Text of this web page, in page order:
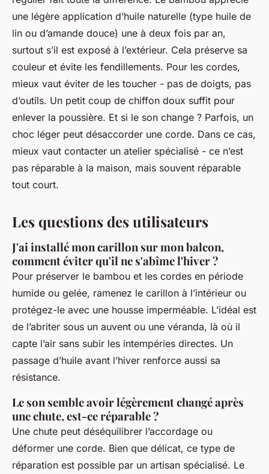
une légère application d’huile naturelle (type huile de
lin ou d’amande douce) une à deux fois par an,
surtout s’il est exposé à l’extérieur. Cela préserve sa
couleur et évite les fendillements. Pour les cordes,
mieux vaut éviter de les toucher - pas de doigts, pas
d’outils. Un petit coup de chiffon doux suffit pour
enlever la poussière. Et si le son change ? Parfois, un
choc léger peut désaccorder une corde. Dans ce cas,
mieux vaut contacter un atelier spécialisé - ce n’est
pas réparable à la maison, mais souvent réparable
tout court.
Les questions des utilisateurs
J'ai installé mon carillon sur mon balcon,
comment éviter qu'il ne s'abîme l'hiver ?
Pour préserver le bambou et les cordes en période
humide ou gelée, ramenez le carillon à l’intérieur ou
protégez-le avec une housse imperméable. L’idéal est
de l’abriter sous un auvent ou une véranda, là où il
capte l’air sans subir les intempéries directes. Un
passage d’huile avant l’hiver renforce aussi sa
résistance.
Le son semble avoir légèrement changé après
une chute, est-ce réparable ?
Une chute peut déséquilibrer l’accordage ou
déformer une corde. Bien que délicat, ce type de
réparation est possible par un artisan spécialisé. Le